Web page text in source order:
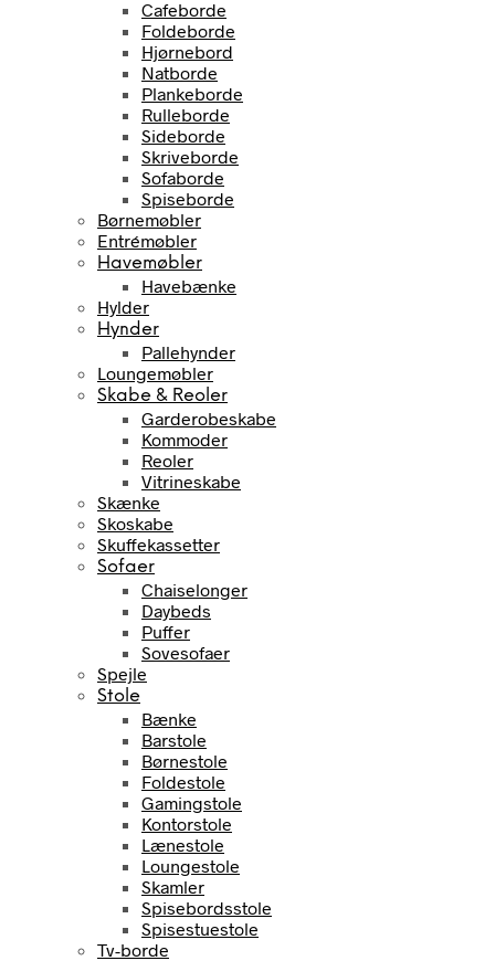
Cafeborde
Foldeborde
Hjørnebord
Natborde
Plankeborde
Rulleborde
Sideborde
Skriveborde
Sofaborde
Spiseborde
Børnemøbler
Entrémøbler
Havemøbler
Havebænke
Hylder
Hynder
Pallehynder
Loungemøbler
Skabe & Reoler
Garderobeskabe
Kommoder
Reoler
Vitrineskabe
Skænke
Skoskabe
Skuffekassetter
Sofaer
Chaiselonger
Daybeds
Puffer
Sovesofaer
Spejle
Stole
Bænke
Barstole
Børnestole
Foldestole
Gamingstole
Kontorstole
Lænestole
Loungestole
Skamler
Spisebordsstole
Spisestuestole
Tv-borde